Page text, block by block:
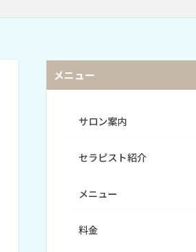
メニュー
サロン案内
セラピスト紹介
メニュー
料金